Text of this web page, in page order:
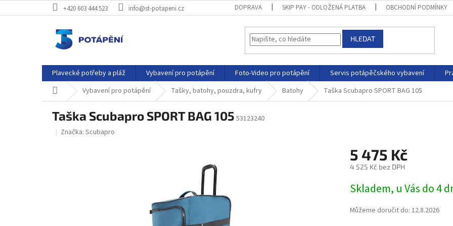
na
+420 603 444 523 info@st-potapeni.cz DOPRAVA SKIP PAY - ODLOŽENÁ PLATBA OBCHODNÍ PODMÍNKY
HLEDAT
Plavecké potřeby a pláž Vybavení pro potápění Foto-Video pro potápění Servis potápěčského vybavení
Domů Vybavení pro potápění Tašky, batohy, pouzdra, kufry Batohy Taška Scubapro SPORT BAG 105
Taška Scubapro SPORT BAG 105 53123240
Značka: Scubapro
5 475 Kč
4 525 Kč bez DPH
Skladem, u Vás do 4
Můžeme doručit do: 12.8.2026